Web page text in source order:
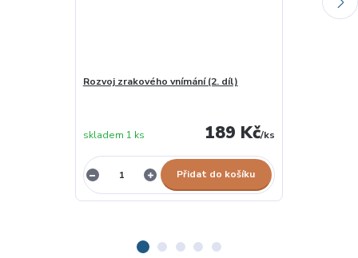
Rozvoj zrakového vnímání (2. díl)
189 Kč/ks
skladem 1 ks
Přidat do košíku